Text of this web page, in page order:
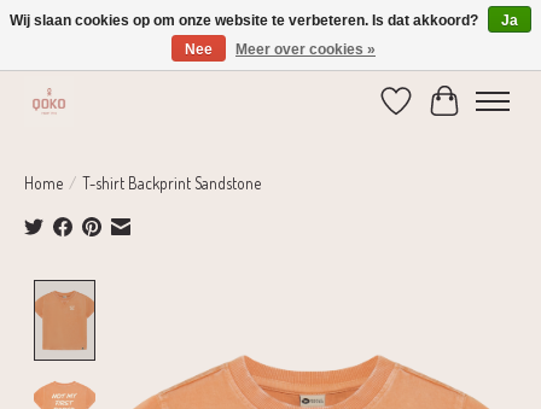
Verzending 1-2 dagen | Gratis verzending vanaf € 75,-
Verlanglijst
Home / T-shirt Backprint Sandstone
Wij slaan cookies op om onze website te verbeteren. Is dat akkoord?
Ja
Nee
Meer over cookies »